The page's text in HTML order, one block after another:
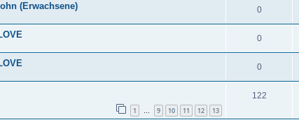
(Erwachsene) 0
0
0
1 … 9 10 11 12 13
122